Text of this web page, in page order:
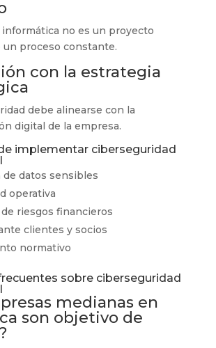
informática no es un proyecto
un proceso constante.
con la estrategia
debe alinearse con la
digital de la empresa.
implementar ciberseguridad
datos sensibles
operativa
riesgos financieros
clientes y socios
normativo
sobre ciberseguridad
medianas en
son objetivo de